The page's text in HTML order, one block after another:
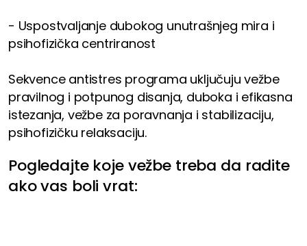
- Uspostvaljanje dubokog unutrašnjeg mira i
psihofizička centriranost
Sekvence antistres programa uključuju vežbe
pravilnog i potpunog disanja, duboka i efikasna
istezanja, vežbe za poravnanja i stabilizaciju,
psihofizičku relaksaciju.
Pogledajte koje vežbe treba da radite
ako vas boli vrat: